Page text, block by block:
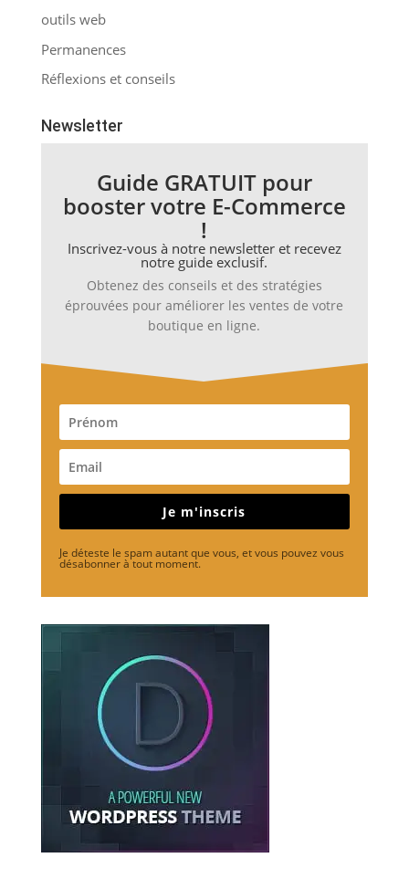
outils web
Permanences
Réflexions et conseils
Newsletter
Guide GRATUIT pour
booster votre E-Commerce
!
Inscrivez-vous à notre newsletter et recevez
notre guide exclusif.
Obtenez des conseils et des stratégies
éprouvées pour améliorer les ventes de votre
boutique en ligne.
Je m'inscris
Je déteste le spam autant que vous, et vous pouvez vous
désabonner à tout moment.